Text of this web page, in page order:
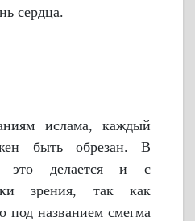
сердца.
ислама, каждый
быть обрезан. В
это делается и с
зрения, так как
под названием смегма